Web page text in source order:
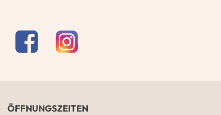
ÖFFNUNGSZEITEN